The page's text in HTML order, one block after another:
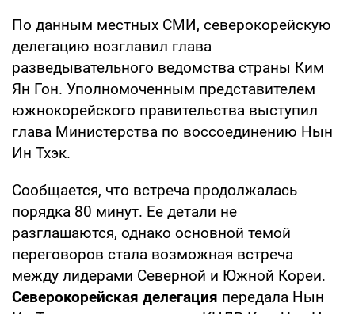
По данным местных СМИ, северокорейскую
делегацию возглавил глава
разведывательного ведомства страны Ким
Ян Гон. Уполномоченным представителем
южнокорейского правительства выступил
глава Министерства по воссоединению Нын
Ин Тхэк.
Сообщается, что встреча продолжалась
порядка 80 минут. Ее детали не
разглашаются, однако основной темой
переговоров стала возможная встреча
между лидерами Северной и Южной Кореи.
Северокорейская делегация передала Нын